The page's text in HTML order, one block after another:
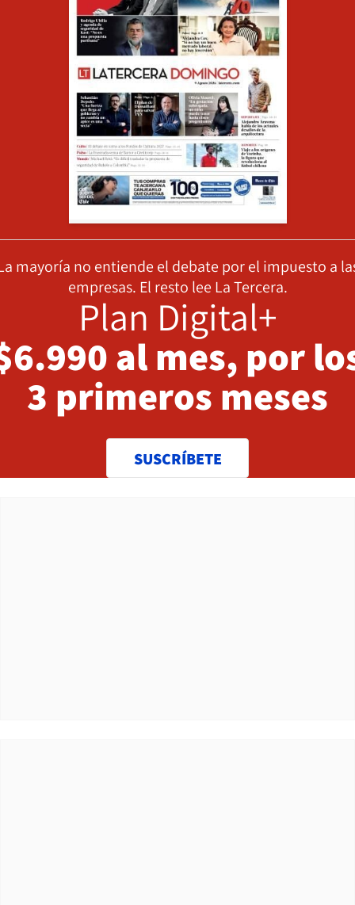
mayoría no entiende el debate por el impuesto a
empresas. El resto lee La Tercera.
Plan Digital+
al mes, por
3 primeros meses
SUSCRÍBETE